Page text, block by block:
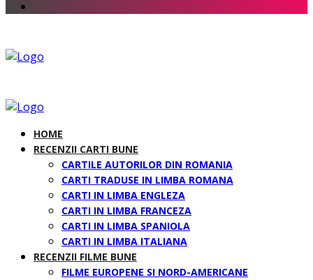
HOME
RECENZII CARTI BUNE
CARTILE AUTORILOR DIN ROMANIA
CARTI TRADUSE IN LIMBA ROMANA
CARTI IN LIMBA ENGLEZA
CARTI IN LIMBA FRANCEZA
CARTI IN LIMBA SPANIOLA
CARTI IN LIMBA ITALIANA
RECENZII FILME BUNE
FILME EUROPENE SI NORD-AMERICANE